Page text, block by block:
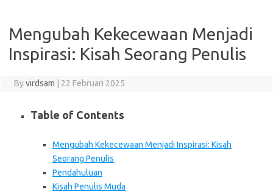
Mengubah Kekecewaan Menjadi
Inspirasi: Kisah Seorang Penulis
Byvirdsam 22 Februari 2025
Table of Contents
Mengubah Kekecewaan Menjadi Inspirasi: Kisah
Seorang Penulis
Pendahuluan
Kisah Penulis Muda